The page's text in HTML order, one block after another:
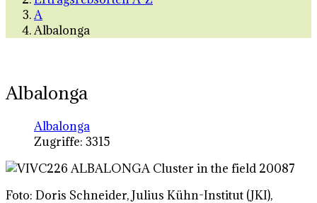
A
Albalonga
Albalonga
Albalonga
Zugriffe: 3315
Foto: Doris Schneider, Julius Kühn-Institut (JKI),